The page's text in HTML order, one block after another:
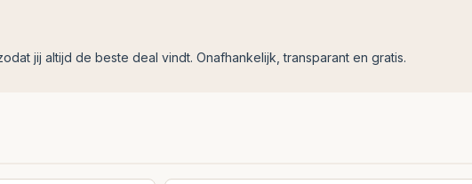
jij altijd de beste deal vindt. Onafhankelijk, transparant en gratis.